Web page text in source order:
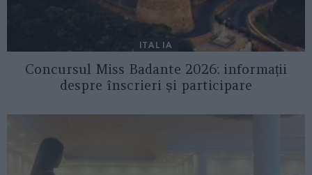
ITALIA
Concursul Miss Badante 2026: informații
despre înscrieri și participare